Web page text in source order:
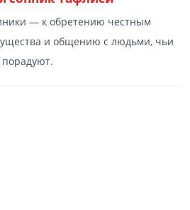
— к обретению честным
и общению с людьми, чьи